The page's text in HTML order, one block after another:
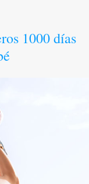
1000 días